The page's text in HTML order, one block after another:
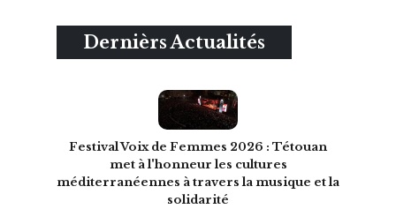
Dernièrs Actualités
Festival Voix de Femmes 2026 : Tétouan
met à l'honneur les cultures
méditerranéennes à travers la musique et la
solidarité